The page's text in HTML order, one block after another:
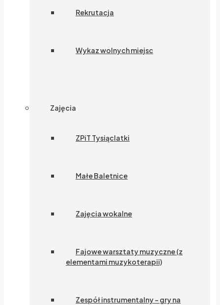
Rekrutacja
Wykaz wolnych miejsc
Zajęcia
ZPiT Tysiąclatki
Małe Baletnice
Zajęcia wokalne
Fajowe warsztaty muzyczne (z
elementami muzykoterapii)
Zespół instrumentalny – gry na